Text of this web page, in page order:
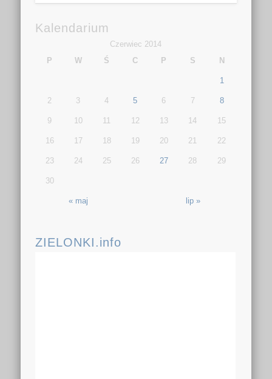
Kalendarium
Czerwiec 2014
P
W Ś C P S N
« maj lip »
1
2 3 4 5 6 7 8
9 10 11 12 13 14 15
16 17 18 19 20 21 22
23 24 25 26 27 28 29
30
ZIELONKI.info